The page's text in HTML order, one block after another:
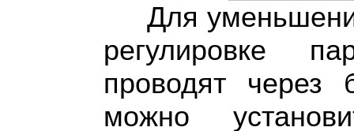
Для
регулировке
проводят через
можно